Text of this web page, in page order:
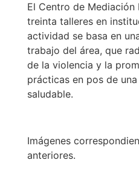
El Centro de
treinta talleres en
actividad se basa en
trabajo del área, que
de la violencia y la
prácticas en pos de
saludable.
Imágenes
anteriores.